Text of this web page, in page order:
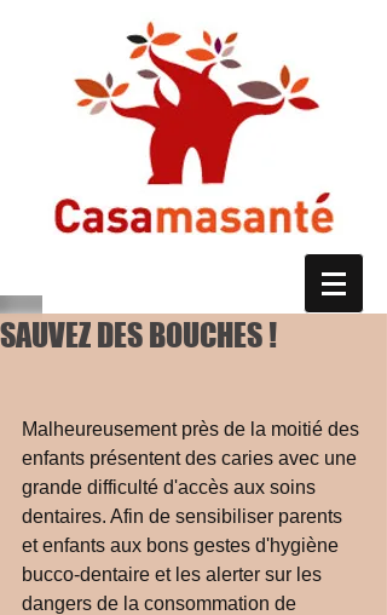
SAUVEZ DES BOUCHES !
Malheureusement près de la moitié des
enfants présentent des caries avec une
grande difficulté d'accès aux soins
dentaires. Afin de sensibiliser parents
et enfants aux bons gestes d'hygiène
bucco-dentaire et les alerter sur les
dangers de la consommation de